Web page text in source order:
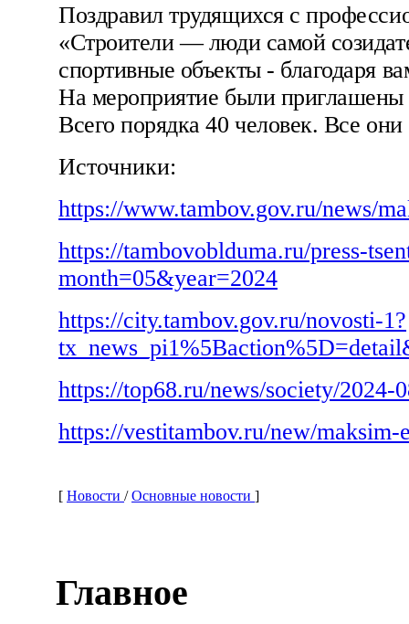
Поздравил трудящихся с
«Строители — люди самой
спортивные объекты - благодаря
На мероприятие были приглашены
Всего порядка 40 человек. Все
Источники:
https://www.tambov.gov.ru/news/
https://tambovoblduma.ru/press-
month=05&year=2024
https://city.tambov.gov.ru/novosti-1?
https://top68.ru/news/society/
https://vestitambov.ru/new/
[ Новости/Основные новости]
Главное